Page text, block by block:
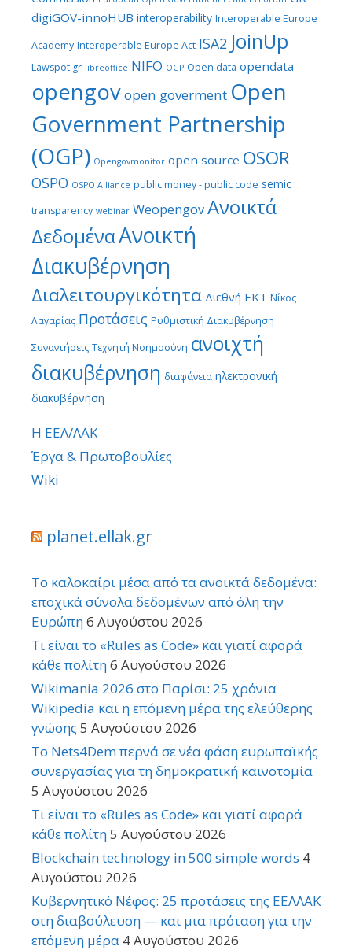
digiGOV-innoHUB interoperability Interoperable Europe
Academy Interoperable Europe Act ISA2 JoinUp
Lawspot.gr libreoffice NIFO OGP Open data opendata
opengovopen goverment Open
Government Partnership
(OGP) Opengovmonitor open source OSOR
OSPO OSPO Alliance public money - public code semic
transparency webinar WeopengovΑνοικτά
ΔεδομέναΑνοικτή
Διακυβέρνηση
Διαλειτουργικότητα Διεθνή ΕΚΤ Νίκος
Λαγαρίας Προτάσεις Ρυθμιστική Διακυβέρνηση
Συναντήσεις Τεχνητή Νοημοσύνη ανοιχτή
διακυβέρνηση διαφάνεια ηλεκτρονική
διακυβέρνηση
Η ΕΕΛ/ΛΑΚ
Έργα & Πρωτοβουλίες
Wiki
planet.ellak.gr
Το καλοκαίρι μέσα από τα ανοικτά δεδομένα:
εποχικά σύνολα δεδομένων από όλη την
Ευρώπη6 Αυγούστου 2026
Τι είναι το «Rules as Code» και γιατί αφορά
κάθε πολίτη6 Αυγούστου 2026
Wikimania 2026 στο Παρίσι: 25 χρόνια
Wikipedia και η επόμενη μέρα της ελεύθερης
γνώσης 5 Αυγούστου 2026
Το Nets4Dem περνά σε νέα φάση ευρωπαϊκής
συνεργασίας για τη δημοκρατική καινοτομία
5 Αυγούστου 2026
Τι είναι το «Rules as Code» και γιατί αφορά
κάθε πολίτη5 Αυγούστου 2026
Blockchain technology in 500 simple words 4
Αυγούστου 2026
Κυβερνητικό Νέφος: 25 προτάσεις της ΕΕΛΛΑΚ
στη διαβούλευση — και μια πρόταση για την
επόμενη μέρα 4 Αυγούστου 2026